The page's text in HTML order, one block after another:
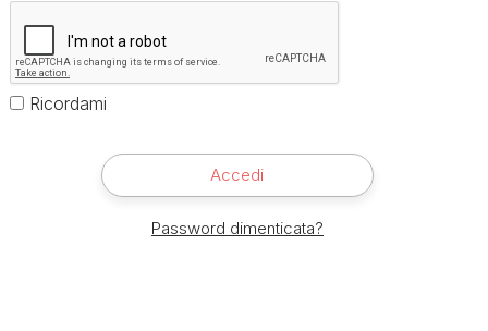
Ricordami
Accedi
Password dimenticata?